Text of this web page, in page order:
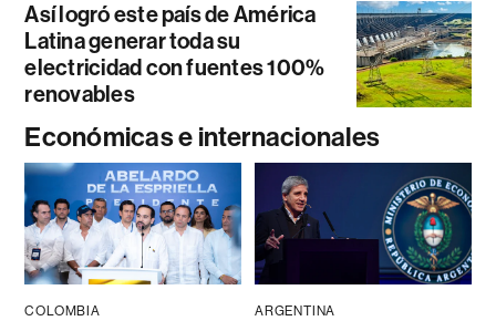
Así logró este país de América
Latina generar toda su
electricidad con fuentes 100%
renovables
Económicas e internacionales
COLOMBIA ARGENTINA